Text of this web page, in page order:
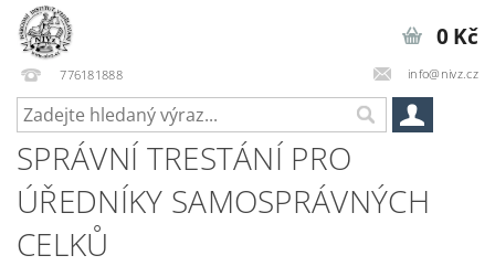
776181888 info@nivz.cz
0 Kč
SPRÁVNÍ TRESTÁNÍ PRO
ÚŘEDNÍKY SAMOSPRÁVNÝCH
CELKŮ